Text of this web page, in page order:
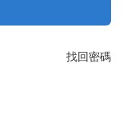
找回密碼